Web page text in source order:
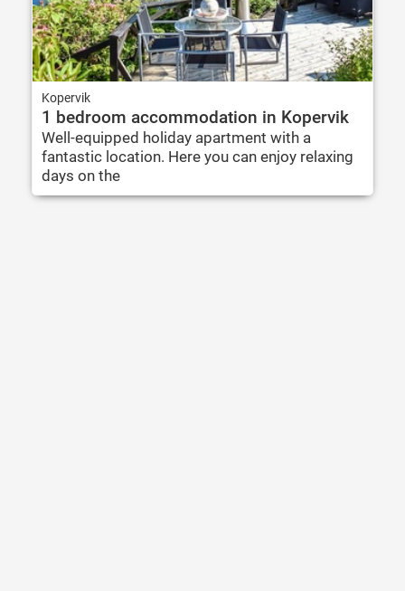
Kopervik
1 bedroom accommodation in Kopervik
Well-equipped holiday apartment with a
fantastic location. Here you can enjoy relaxing
days on the